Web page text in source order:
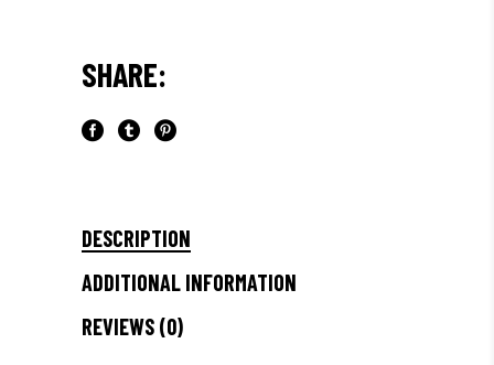
SHARE:
DESCRIPTION
ADDITIONAL INFORMATION
REVIEWS (0)